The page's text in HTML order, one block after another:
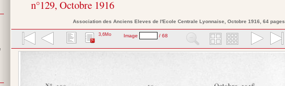
n°129, Octobre 1916
Association des Anciens Eleves de l'Ecole Centrale Lyonnaise, Octobre 1916, 64 pages
3,6Mo Image / 68